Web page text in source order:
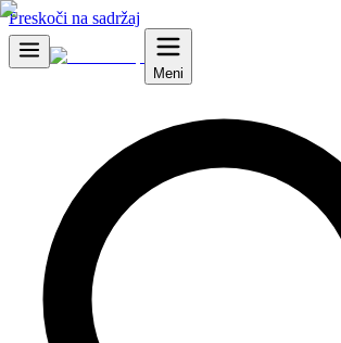
Preskoči na sadržaj
Meni